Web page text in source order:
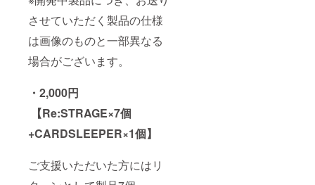
させていただく製品の仕様
は画像のものと一部異なる
場合がございます。
・2,000円
【Re:STRAGE×7個
+CARDSLEEPER×1個】
ご支援いただいた方にはリ